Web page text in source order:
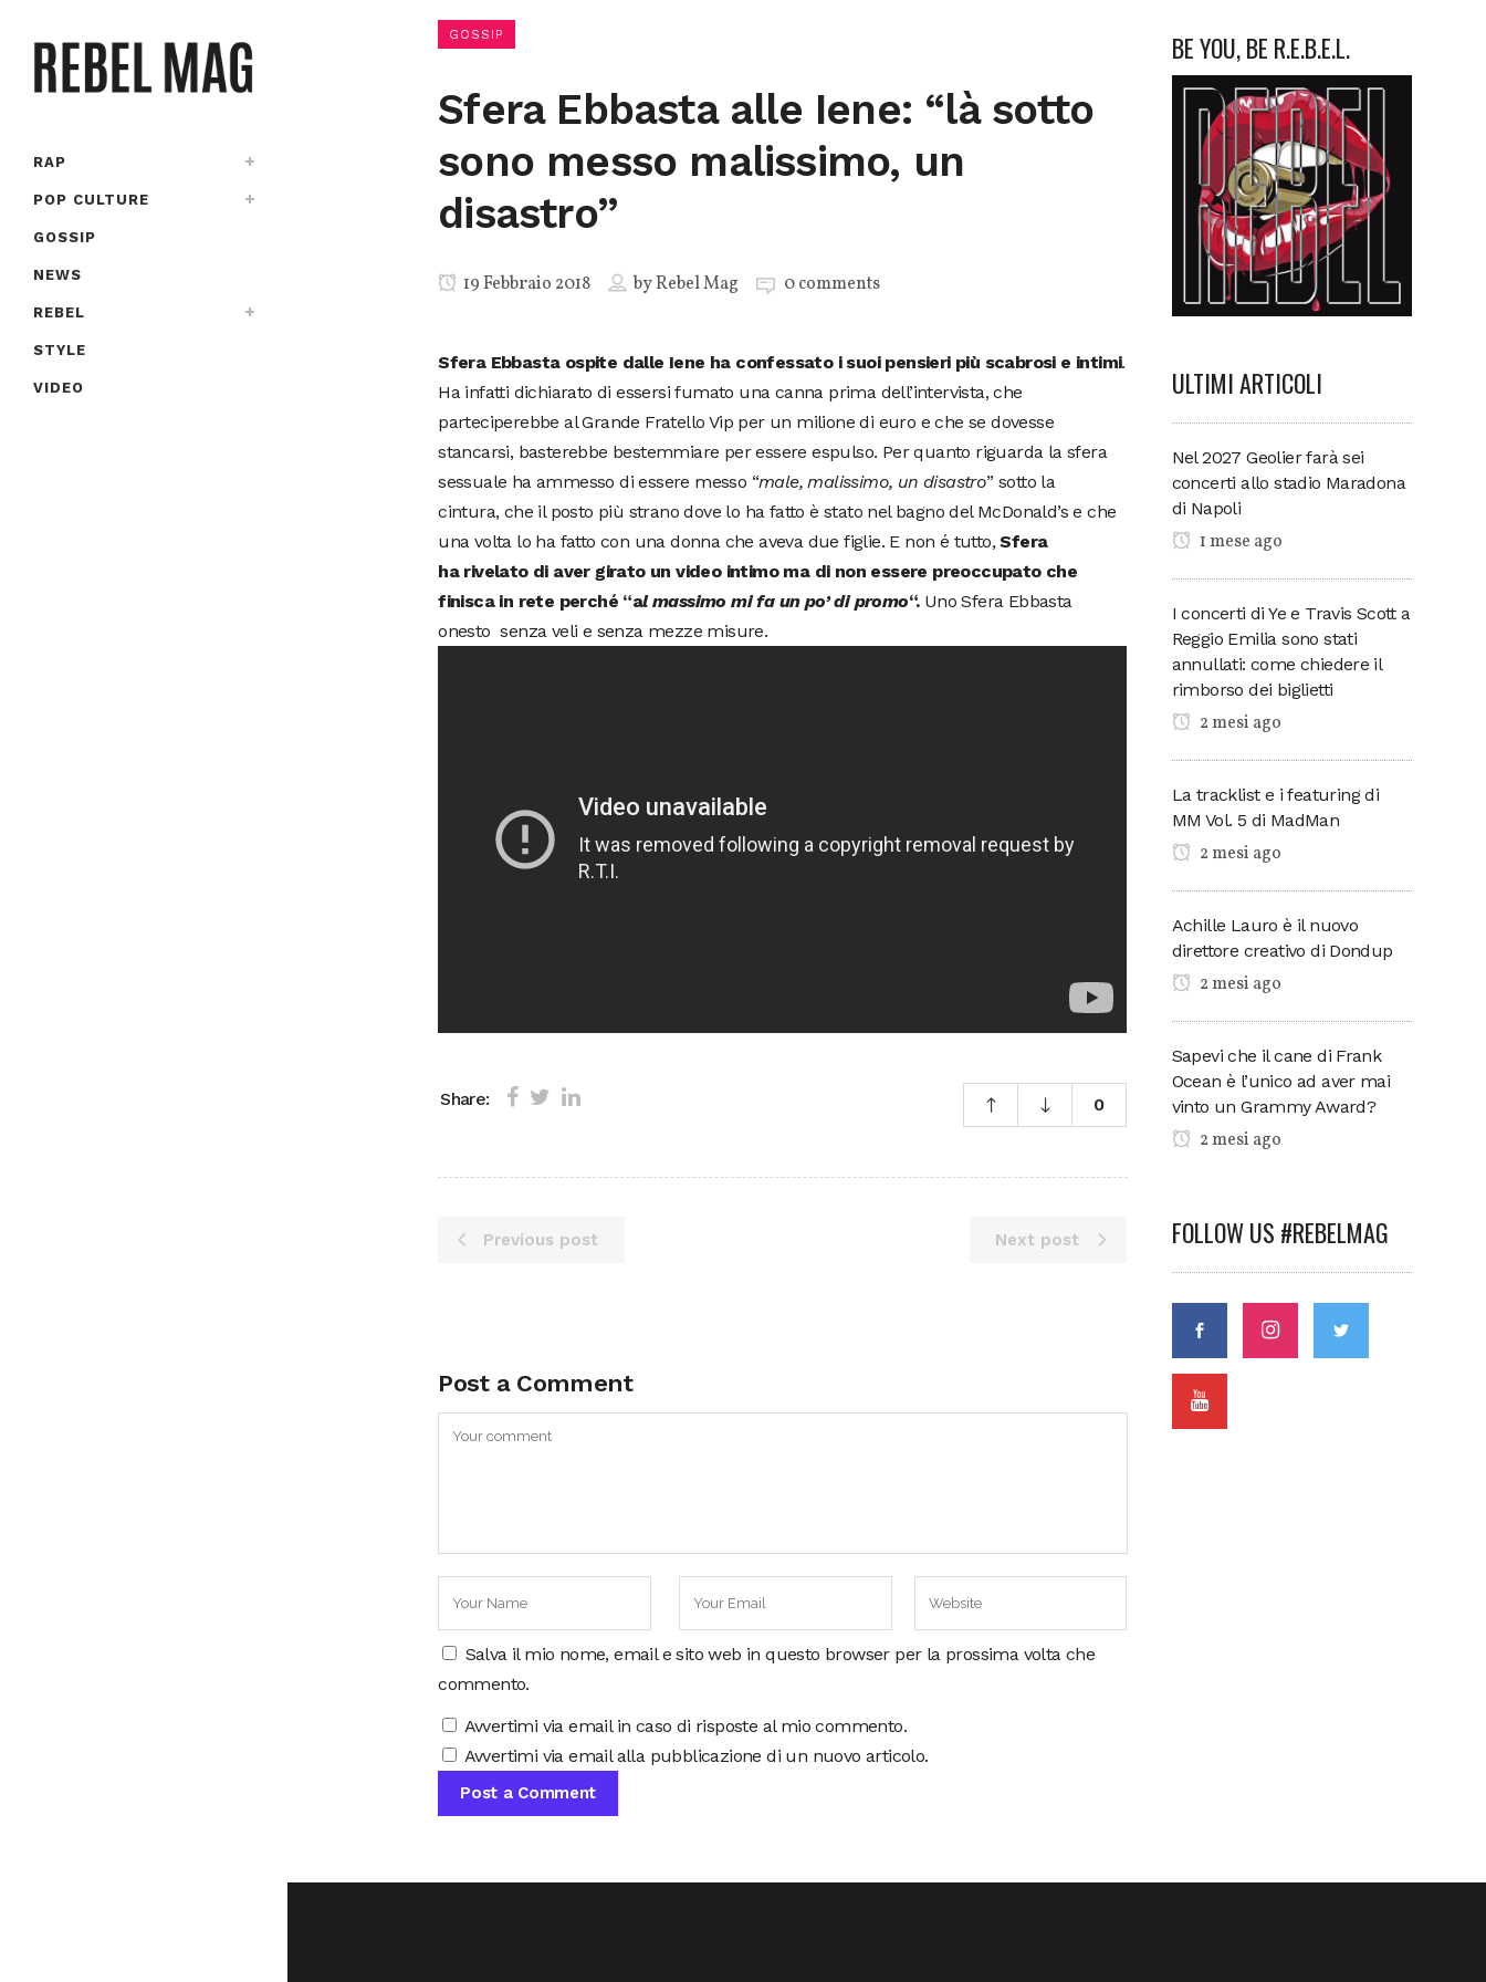
RAP
POP CULTURE
GOSSIP
NEWS
REBEL
STYLE
VIDEO
GOSSIP
Sfera Ebbasta alle Iene: “là sotto
sono messo malissimo, un
disastro”
19 Febbraio 2018 byRebel Mag 0 comments
Sfera Ebbasta ospite dalle Iene ha confessato i suoi pensieri più scabrosi e intimi.
Ha infatti dichiarato di essersi fumato una canna prima dell’intervista, che
parteciperebbe al Grande Fratello Vip per un milione di euro e che se dovesse
stancarsi, basterebbe bestemmiare per essere espulso. Per quanto riguarda la sfera
sessuale ha ammesso di essere messo “male, malissimo, un disastro” sotto la
cintura, che il posto più strano dove lo ha fatto è stato nel bagno del McDonald’s e che
una volta lo ha fatto con una donna che aveva due figlie. E non é tutto,Sfera
ha rivelato di aver girato un video intimo ma di non essere preoccupato che
finisca in rete perché “al massimo mi fa un po’ di promo“. Uno Sfera Ebbasta
onesto senza veli e senza mezze misure.
Share: 0
Previous post Next post
Post a Comment
Salva il mio nome, email e sito web in questo browser per la prossima volta che
commento.
Avvertimi via email in caso di risposte al mio commento.
Avvertimi via email alla pubblicazione di un nuovo articolo.
BE YOU, BE R.E.B.E.L.
ULTIMI ARTICOLI
Nel 2027 Geolier farà sei
concerti allo stadio Maradona
di Napoli
1 mese ago
I concerti di Ye e Travis Scott a
Reggio Emilia sono stati
annullati: come chiedere il
rimborso dei biglietti
2 mesi ago
La tracklist e i featuring di
MM Vol. 5 di MadMan
2 mesi ago
Achille Lauro è il nuovo
direttore creativo di Dondup
2 mesi ago
Sapevi che il cane di Frank
Ocean è l’unico ad aver mai
vinto un Grammy Award?
2 mesi ago
FOLLOW US #REBELMAG